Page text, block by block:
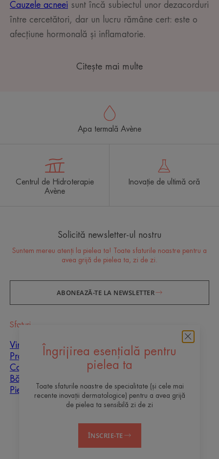
Cauzele acneei sunt încă subiectul unor dezacorduri
între cercetători, dar un lucru rămâne cert: este o
afecțiune hormonală și inflamatorie.
Citește mai multe
Îngrijirea esențială pentru
pielea ta
Toate sfaturile noastre de specialitate (și cele mai
recente inovații dermatologice) pentru a avea grijă
de pielea ta sensibilă zi de zi
ÎNSCRIE-TE
Apa termală Avène
Centrul de Hidroterapie
Avène
Inovație de ultimă oră
Solicită newsletter-ul nostru
Suntem mereu atenți la pielea ta! Toate sfaturile noastre pentru a
avea grijă de pielea ta, zi de zi.
ABONEAZĂ-TE LA NEWSLETTER
Sfaturi
Vindecarea cicatricilor
Protecție solară
Copii
Bărbați
Piele mixtă
ContactÎntrebări frecvente